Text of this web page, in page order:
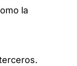
la